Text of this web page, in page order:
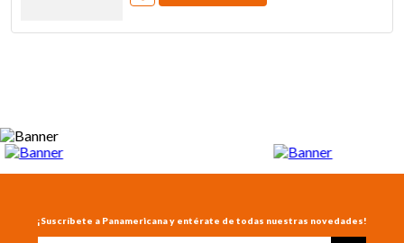
¡Suscríbete a Panamericana y entérate de todas nuestras novedades!